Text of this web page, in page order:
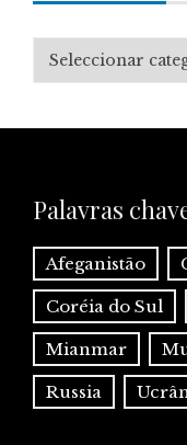
Categorias
Palavras
Afeganistão
Coréia do Sul
Mianmar
Russia